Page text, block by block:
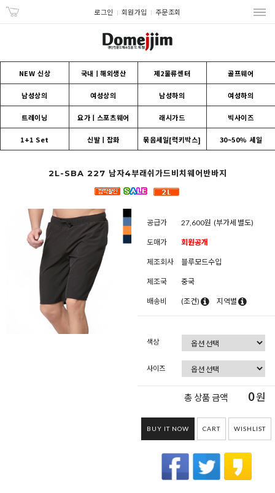
로그인 회원가입 주문조회
NEW 신상 국내ㅣ해외생산 제2물류센터 골프웨어
남성상의 여성상의 남성하의 여성하의
트레이닝 요가ㅣ스포츠웨어 래시가드 빅사이즈
1+1 Set 신발ㅣ잡화 묶음세일[럭키박스] 30~50% 세일
2L-SBA 227 남자4부래쉬가드비치웨어반바지
공급가 27,600원 (부가세 별도)
도매가 회원공개
제조회사 블루모드수입
제조국 중국
배송비 (조건) 지역별
색상
사이즈
총 상품 금액 0원
BUY IT NOW CART WISHLIST